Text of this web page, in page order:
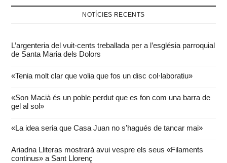
NOTÍCIES RECENTS
L’argenteria del vuit-cents treballada per a l’església parroquial
de Santa Maria dels Dolors
«Tenia molt clar que volia que fos un disc col·laboratiu»
«Son Macià és un poble perdut que es fon com una barra de
gel al sol»
«La idea seria que Casa Juan no s’hagués de tancar mai»
Ariadna Lliteras mostrarà avui vespre els seus «Filaments
continus» a Sant Llorenç